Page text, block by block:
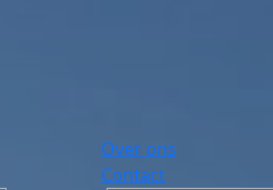
Over ons
Contact